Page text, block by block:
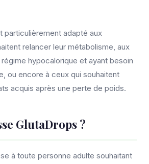
particulièrement adapté aux
relancer leur métabolisme, aux
hypocalorique et ayant besoin
ou encore à ceux qui souhaitent
acquis après une perte de poids.
GlutaDrops ?
à toute personne adulte souhaitant